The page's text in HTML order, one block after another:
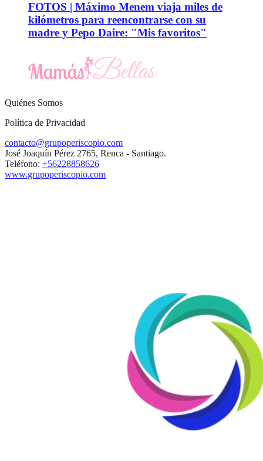
FOTOS | Máximo Menem viaja miles de
kilómetros para reencontrarse con su
madre y Pepo Daire: "Mis favoritos"
Quiénes Somos
Política de Privacidad
contacto@grupoperiscopio.com
José Joaquín Pérez 2765, Renca - Santiago.
Teléfono: +56228858626
www.grupoperiscopio.com